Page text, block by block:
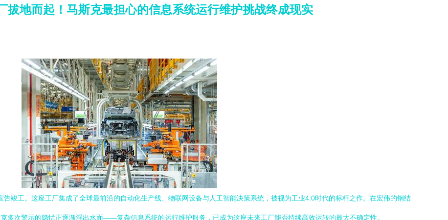
拔地而起！马斯克最担心的信息系统运行维护挑战终成现实
竣工。这座工厂集成了全球最前沿的自动化生产线、物联网设备与人工智能决策系统，被视为工业4.0时代的标杆之作。在宏伟的钢结
多次警示的隐忧正逐渐浮出水面——复杂信息系统的运行维护服务，已成为这座未来工厂能否持续高效运转的最大不确定性。